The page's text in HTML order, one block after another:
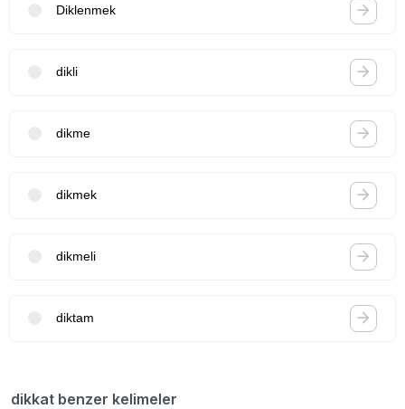
Diklenmek
dikli
dikme
dikmek
dikmeli
diktam
dikkat benzer kelimeler